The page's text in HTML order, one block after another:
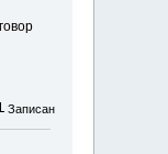
Записан